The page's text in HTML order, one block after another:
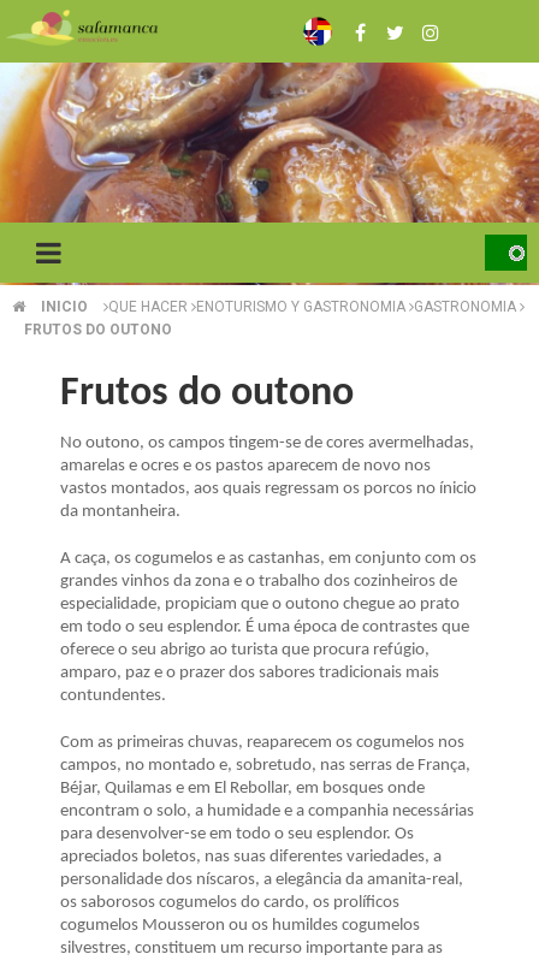
to
main
content
BREADCRUMB
INICIO QUE HACER ENOTURISMO Y GASTRONOMIA GASTRONOMIA
FRUTOS DO OUTONO
Frutos do outono
No outono, os campos tingem-se de cores avermelhadas,
amarelas e ocres e os pastos aparecem de novo nos
vastos montados, aos quais regressam os porcos no ínicio
da montanheira.
A caça, os cogumelos e as castanhas, em conjunto com os
grandes vinhos da zona e o trabalho dos cozinheiros de
especialidade, propiciam que o outono chegue ao prato
em todo o seu esplendor. É uma época de contrastes que
oferece o seu abrigo ao turista que procura refúgio,
amparo, paz e o prazer dos sabores tradicionais mais
contundentes.
Com as primeiras chuvas, reaparecem os cogumelos nos
campos, no montado e, sobretudo, nas serras de França,
Béjar, Quilamas e em El Rebollar, em bosques onde
encontram o solo, a humidade e a companhia necessárias
para desenvolver-se em todo o seu esplendor. Os
apreciados boletos, nas suas diferentes variedades, a
personalidade dos níscaros, a elegância da amanita-real,
os saborosos cogumelos do cardo, os prolíficos
cogumelos Mousseron ou os humildes cogumelos
silvestres, constituem um recurso importante para as